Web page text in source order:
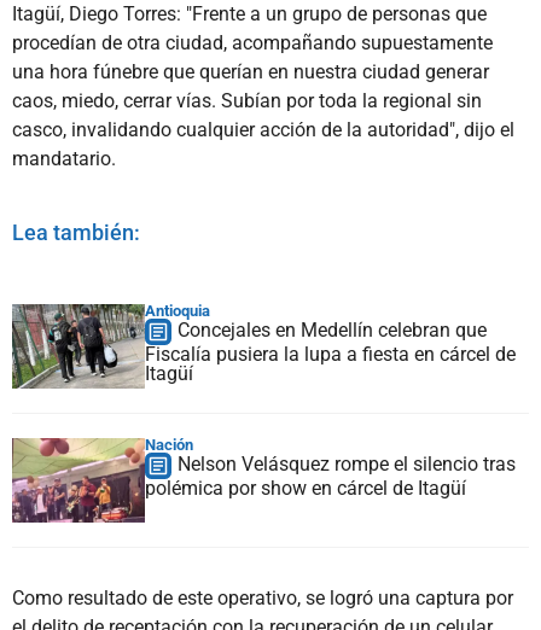
Itagüí, Diego Torres: "Frente a un grupo de personas que
procedían de otra ciudad, acompañando supuestamente
una hora fúnebre que querían en nuestra ciudad generar
caos, miedo, cerrar vías. Subían por toda la regional sin
casco, invalidando cualquier acción de la autoridad", dijo el
mandatario.
Lea también:
Antioquia
Concejales en Medellín celebran que
Fiscalía pusiera la lupa a fiesta en cárcel de
Itagüí
Nación
Nelson Velásquez rompe el silencio tras
polémica por show en cárcel de Itagüí
Como resultado de este operativo, se logró una captura por